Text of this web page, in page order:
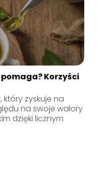
Korzyści
zyskuje na
na swoje walory
dzięki licznym